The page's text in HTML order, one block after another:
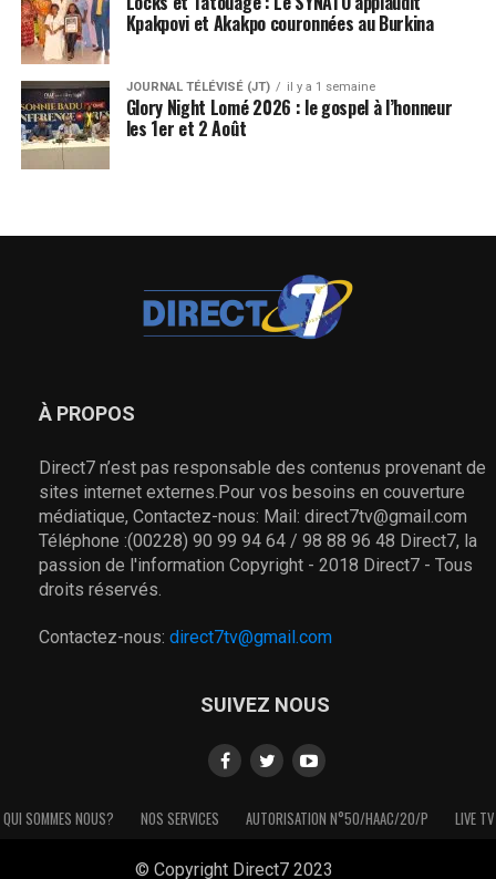
Kpakpovi et Akakpo couronnées au Burkina
JOURNAL TÉLÉVISÉ (JT) il y a 1 semaine
Glory Night Lomé 2026 : le gospel à l’honneur
les 1er et 2 Août
À PROPOS
Direct7 n’est pas responsable des contenus provenant de
sites internet externes.Pour vos besoins en couverture
médiatique, Contactez-nous: Mail: direct7tv@gmail.com
Téléphone :(00228) 90 99 94 64 / 98 88 96 48 Direct7, la
passion de l'information Copyright - 2018 Direct7 - Tous
droits réservés.
Contactez-nous: direct7tv@gmail.com
SUIVEZ NOUS
QUI SOMMES NOUS? NOS SERVICES AUTORISATION N°50/HAAC/20/P LIVE TV
© Copyright Direct7 2023